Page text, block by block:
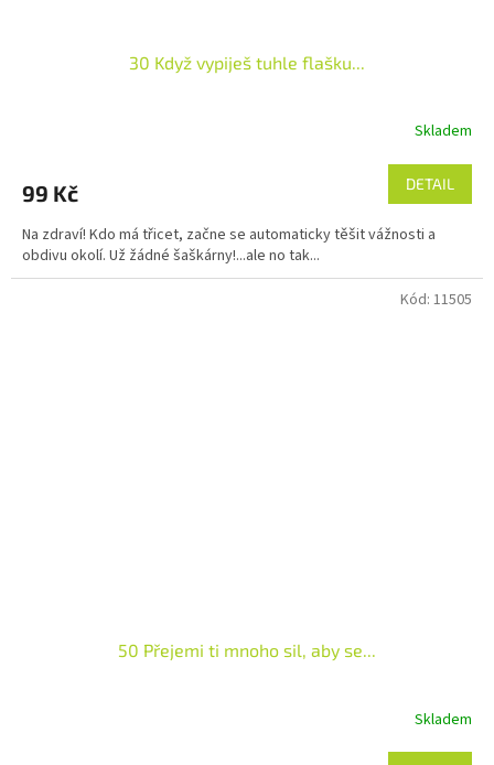
30 Když vypiješ tuhle flašku...
Skladem
99 Kč DETAIL
Na zdraví! Kdo má třicet, začne se automaticky těšit vážnosti a
obdivu okolí. Už žádné šaškárny!...ale no tak...
50 Přejemi ti mnoho sil, aby se...
Skladem
Kód: 11505